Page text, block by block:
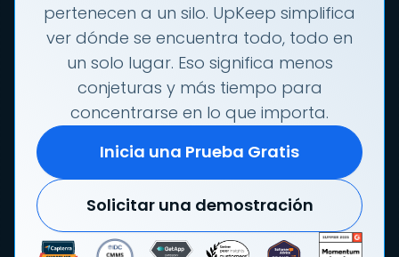
pertenecen a un silo. UpKeep simplifica
ver dónde se encuentra todo, todo en
un solo lugar. Eso significa menos
conjeturas y más tiempo para
concentrarse en lo que importa.
Inicia una Prueba Gratis
Solicitar una demostración